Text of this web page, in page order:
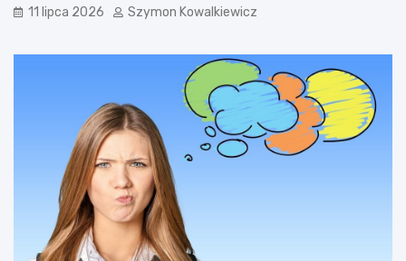
11 lipca 2026 Szymon Kowalkiewicz